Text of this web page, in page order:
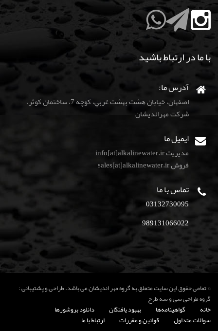
با ما در ارتباط باشید
آدرس ما:
اصفهان، خيابان هشت بهشت غربي، كوچه 7، ساختمان كوثر،
شركت مهرانديشان
ایمیل ما
مدیریت info[at]alkalinewater.ir
فروش sales[at]alkalinewater.ir
تماس با ما
03132730095
989131066022
© تمامی حقوق این سایت متعلق به گروه مهر اندیشان می باشد. طراحی و پشتیبانی :
گروه طراحی سی و سه طرح
خانه
گواهینامه‌ها بهبود یافتگان
دانلود بروشورها
سوالات متداول
قوانین و مقررات ارتباط با ما